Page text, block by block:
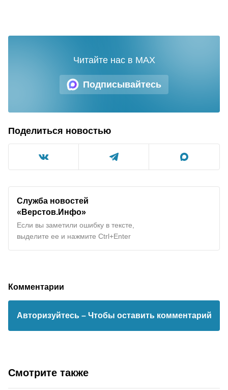
Подписывайтесь
Читайте нас в MAX
Поделиться новостью
Служба новостей
«Верстов.Инфо»
Если вы заметили ошибку в тексте,
выделите ее и нажмите Ctrl+Enter
Комментарии
Авторизуйтесь – Чтобы оставить комментарий
Смотрите также